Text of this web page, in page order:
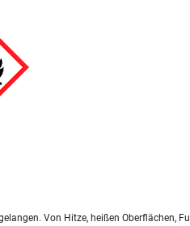
Von Hitze, heißen Oberflächen,